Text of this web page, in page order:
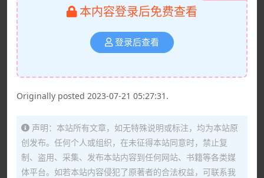
本内容登录后免费查看
登录后查看
Originally posted 2023-07-21 05:27:31.
声明：本站所有文章，如无特殊说明或标注，均为本站原
创发布。任何个人或组织，在未征得本站同意时，禁止复
制、盗用、采集、发布本站内容到任何网站、书籍等各类媒
体平台。如若本站内容侵犯了原著者的合法权益，可联系我